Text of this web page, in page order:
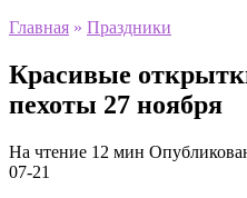
Главная » Праздники
Красивые
пехоты 27 ноября
На чтение 12 мин
07-21